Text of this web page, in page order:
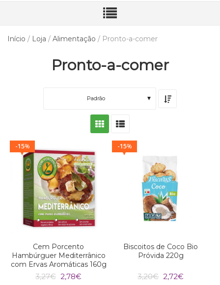
Início / Loja / Alimentação / Pronto-a-comer
Pronto-a-comer
Padrão
%
15
Cem Porcento
Hambúrguer Mediterrânico
com Ervas Aromáticas 160g
3,27€ O
2,78€
%
15
Biscoitos de Coco Bio
Próvida 220g
3,20€ O
2,72€